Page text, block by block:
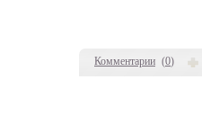
Комментарии (0)